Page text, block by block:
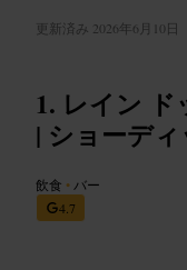
更新済み 2026年6月10日
レイン
| ショーデ
飲食 • バー
4.7